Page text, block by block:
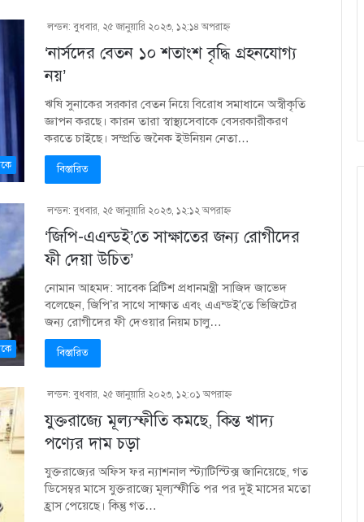
লন্ডন: বুধবার, ২৫ জানুয়ারি ২০২৩, ১২:১৪ অপরাহ্ণ
‘নার্সদের বেতন ১০ শতাংশ বৃদ্ধি গ্রহনযোগ্য
নয়’
ঋষি সুনাকের সরকার বেতন নিয়ে বিরোধ সমাধানে অস্বীকৃতি
জ্ঞাপন করছে। কারন তারা স্বাস্থ্যসেবাকে বেসরকারীকরণ
করতে চাইছে। সম্প্রতি জনৈক ইউনিয়ন নেতা…
বিস্তারিত
লন্ডন: বুধবার, ২৫ জানুয়ারি ২০২৩, ১২:১২ অপরাহ্ণ
‘জিপি-এএন্ডই’তে সাক্ষাতের জন্য রোগীদের
ফী দেয়া উচিত’
নোমান আহমদ: সাবেক ব্রিটিশ প্রধানমন্ত্রী সাজিদ জাভেদ
বলেছেন, জিপি’র সাথে সাক্ষাত এবং এএন্ডই’তে ভিজিটের
জন্য রোগীদের ফী দেওয়ার নিয়ম চালু…
বিস্তারিত
লন্ডন: বুধবার, ২৫ জানুয়ারি ২০২৩, ১২:০১ অপরাহ্ণ
যুক্তরাজ্যে মূল্যস্ফীতি কমছে, কিন্ত খাদ্য
পণ্যের দাম চড়া
যুক্তরাজ্যের অফিস ফর ন্যাশনাল স্ট্যাটিস্টিক্স জানিয়েছে, গত
ডিসেম্বর মাসে যুক্তরাজ্যে মূল্যস্ফীতি পর পর দুই মাসের মতো
হ্রাস পেয়েছে। কিন্তু গত…